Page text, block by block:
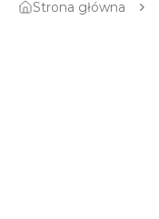
Strona główna